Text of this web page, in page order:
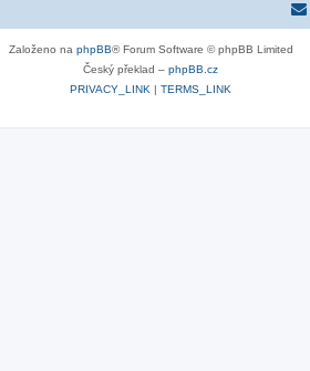
Založeno na phpBB® Forum Software © phpBB Limited
Český překlad – phpBB.cz
PRIVACY_LINK | TERMS_LINK